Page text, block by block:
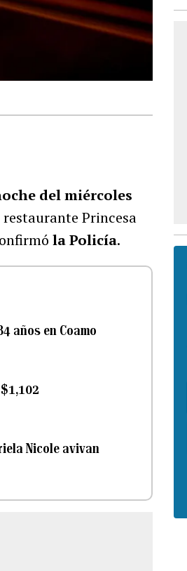
del miércoles
Princesa
la Policía.
años en Coamo
Nicole avivan